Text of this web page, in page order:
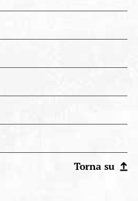
Torna su